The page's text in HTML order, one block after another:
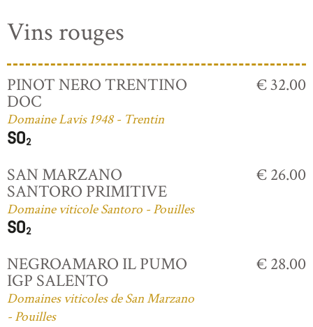
Vins rouges
PINOT NERO TRENTINO
DOC
Domaine Lavis 1948 - Trentin
€ 32.00
SAN MARZANO
SANTORO PRIMITIVE
Domaine viticole Santoro - Pouilles
€ 26.00
NEGROAMARO IL PUMO
IGP SALENTO
Domaines viticoles de San Marzano
- Pouilles
€ 28.00